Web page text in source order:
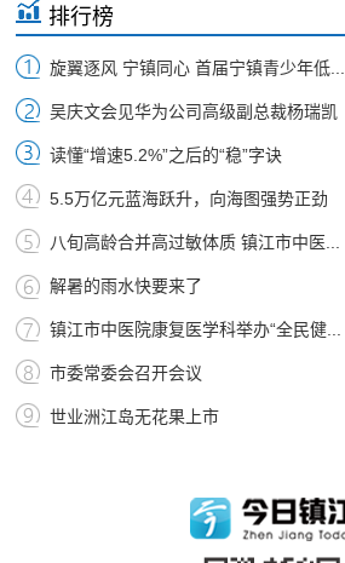
排行榜
旋翼逐风 宁镇同心 首届宁镇青少年低...
吴庆文会见华为公司高级副总裁杨瑞凯
读懂“增速5.2%”之后的“稳”字诀
5.5万亿元蓝海跃升，向海图强势正劲
八旬高龄合并高过敏体质 镇江市中医...
解暑的雨水快要来了
镇江市中医院康复医学科举办“全民健...
市委常委会召开会议
世业洲江岛无花果上市